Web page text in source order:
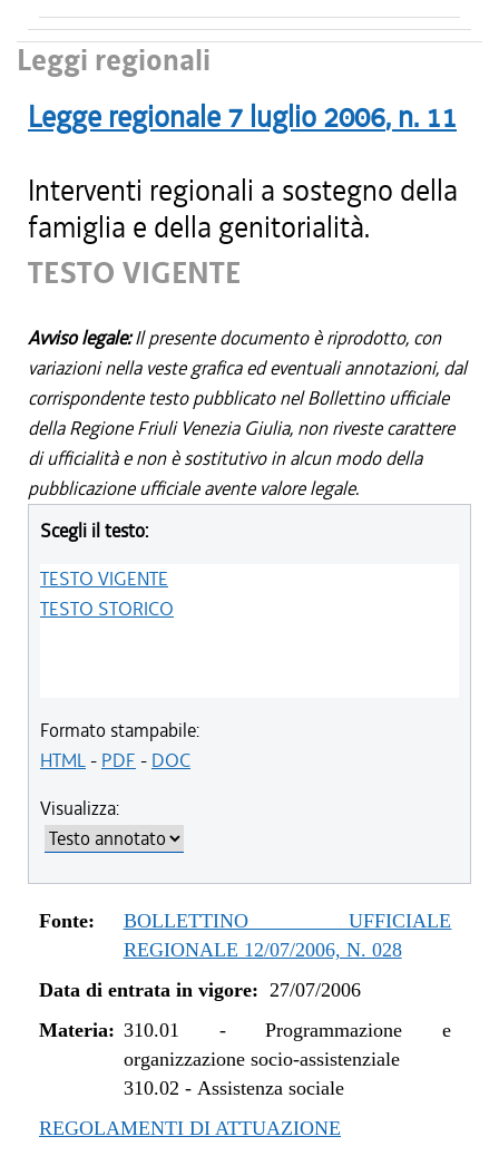
Leggi regionali
Legge regionale 7 luglio 2006, n. 11
Interventi regionali a sostegno della
famiglia e della genitorialità.
TESTO VIGENTE
Avviso legale:Il presente documento è riprodotto, con
variazioni nella veste grafica ed eventuali annotazioni, dal
corrispondente testo pubblicato nel Bollettino ufficiale
della Regione Friuli Venezia Giulia, non riveste carattere
di ufficialità e non è sostitutivo in alcun modo della
pubblicazione ufficiale avente valore legale.
Scegli il testo:
TESTO VIGENTE
TESTO STORICO
Formato stampabile:
HTML- PDF - DOC
Visualizza:
Fonte:
BOLLETTINO UFFICIALE
REGIONALE 12/07/2006, N. 028
Data di entrata in vigore: 27/07/2006
Materia: 310.01 -Programmazione e
organizzazione socio-assistenziale
310.02 - Assistenza sociale
REGOLAMENTI DI ATTUAZIONE